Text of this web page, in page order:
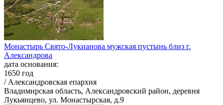
Монастырь Свято-Лукианова мужская пустынь близ г.
Александрова
дата основания:
1650 год
/ Александровская епархия
Владимирская область, Александровский район, деревня
Лукьянцево, ул. Монастырская, д.9